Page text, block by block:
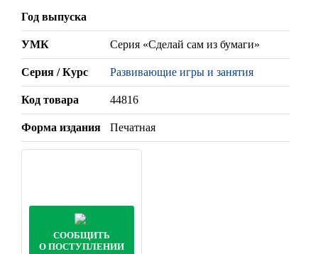
Год выпуска
УМК Серия «Сделай сам из бумаги»
Серия / Курс Развивающие игры и занятия
Код товара 44816
Форма издания Печатная
СООБЩИТЬ
О ПОСТУПЛЕНИИ